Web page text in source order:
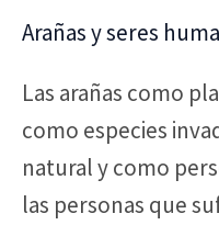
Arañas y seres
Las arañas como
como especies
natural y como
las personas que